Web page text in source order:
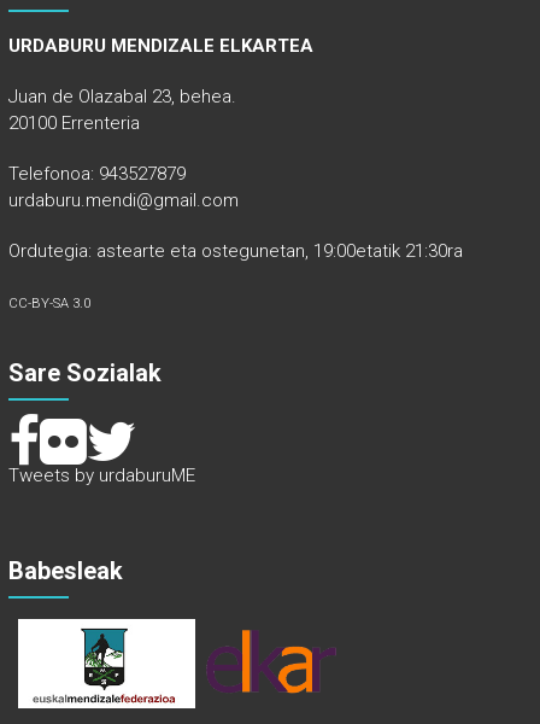
URDABURU MENDIZALE ELKARTEA
Juan de Olazabal 23, behea.
20100 Errenteria
Telefonoa: 943527879
urdaburu.mendi@gmail.com
Ordutegia: astearte eta ostegunetan, 19:00etatik 21:30ra
CC-BY-SA 3.0
Sare Sozialak
Tweets by urdaburuME
Babesleak